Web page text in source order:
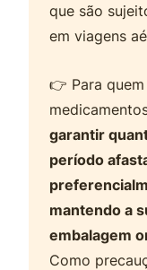
que são
em viagens
👉 Para
garantir
período
mantendo a
embalagem
Como